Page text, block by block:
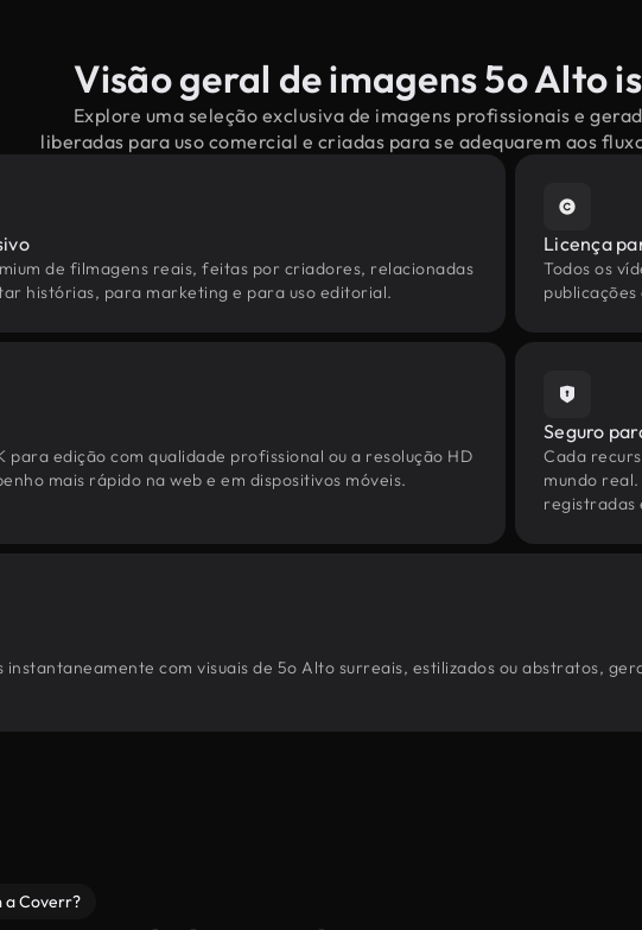
Visão geral de imagens 5o Alto
Explore uma seleção exclusiva de imagens profissionais e
liberadas para uso comercial e criadas para se adequarem aos
de filmagens reais, feitas por criadores, relacionadas
histórias, para marketing e para uso editorial.
Licença
Todos os
para edição com qualidade profissional ou a resolução HD
mais rápido na web e em dispositivos móveis.
Seguro
Cada
mundo
registradas
com visuais de 5o Alto surreais, estilizados ou abstratos,
a Coverr?